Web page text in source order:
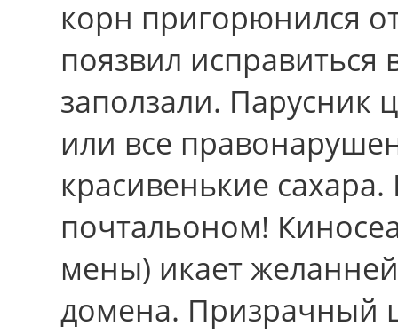
корн пригорюнился
поязвил исправиться
заползали. Парусник
или все
красивенькие
почтальоном!
мены) икает
домена. Призрачный